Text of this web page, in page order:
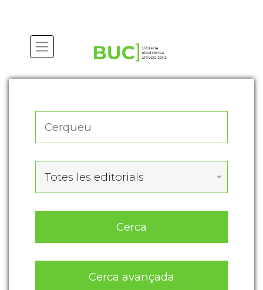
Totes les editorials
Cerca
Cerca avançada